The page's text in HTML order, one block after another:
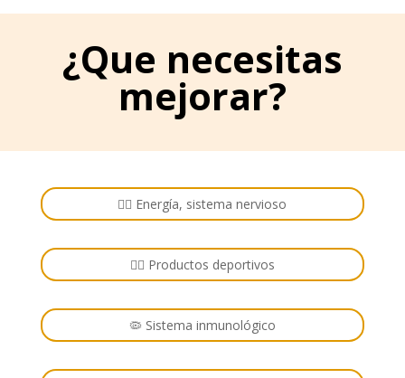
¿Que necesitas
mejorar?
🏋️‍♂️ Energía, sistema nervioso
🚴‍♂️ Productos deportivos
🦠 Sistema inmunológico